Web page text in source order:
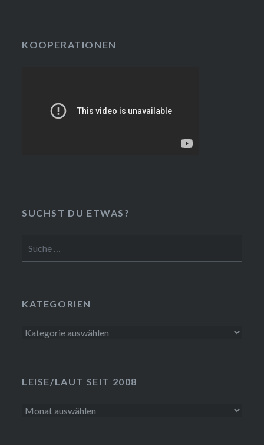
KOOPERATIONEN
SUCHST DU ETWAS?
nach:
KATEGORIEN
Kategorien
LEISE/LAUT SEIT 2008
LEISE/laut